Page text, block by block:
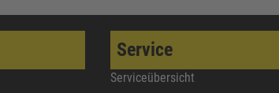
Service
Serviceübersicht